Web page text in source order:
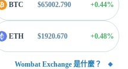
BTC $65002.790 +0.44%
ETH $1920.670 +0.48%
Wombat Exchange 是什麼？